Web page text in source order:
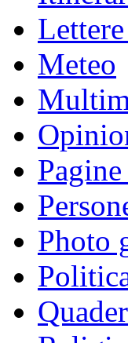
Meteo
Photo